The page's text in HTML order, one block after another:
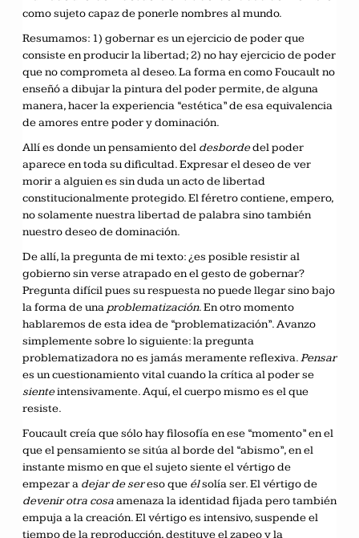
como sujeto capaz de ponerle nombres al mundo.
Resumamos: 1) gobernar es un ejercicio de poder que
consiste en producir la libertad; 2) no hay ejercicio de poder
que no comprometa al deseo. La forma en como Foucault no
enseñó a dibujar la pintura del poder permite, de alguna
manera, hacer la experiencia “estética” de esa equivalencia
de amores entre poder y dominación.
Allí es donde un pensamiento del desbordedel poder
aparece en toda su dificultad. Expresar el deseo de ver
morir a alguien es sin duda un acto de libertad
constitucionalmente protegido. El féretro contiene, empero,
no solamente nuestra libertad de palabra sino también
nuestro deseo de dominación.
De allí, la pregunta de mi texto: ¿es posible resistir al
gobierno sin verse atrapado en el gesto de gobernar?
Pregunta difícil pues su respuesta no puede llegar sino bajo
la forma de una problematización. En otro momento
hablaremos de esta idea de “problematización”. Avanzo
simplemente sobre lo siguiente: la pregunta
problematizadora no es jamás meramente reflexiva.Pensar
es un cuestionamiento vital cuando la crítica al poder se
sienteintensivamente. Aquí, el cuerpo mismo es el que
resiste.
Foucault creía que sólo hay filosofía en ese “momento” en el
que el pensamiento se sitúa al borde del “abismo”, en el
instante mismo en que el sujeto siente el vértigo de
empezar a dejar de sereso que élsolía ser. El vértigo de
devenir otra cosaamenaza la identidad fijada pero también
empuja a la creación. El vértigo es intensivo, suspende el
tiempo de la reproducción, destituye el zapeo y la